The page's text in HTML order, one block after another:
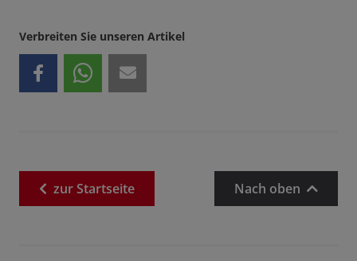
Verbreiten Sie unseren Artikel
zurStartseite Nach oben